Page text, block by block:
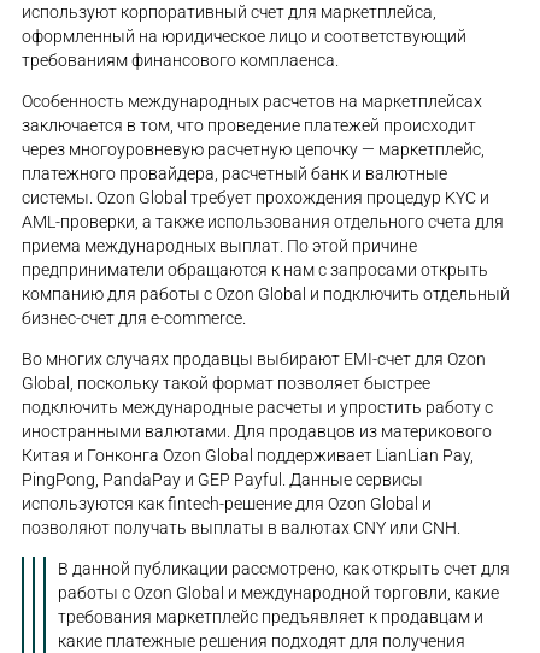
используют корпоративный счет для маркетплейса,
оформленный на юридическое лицо и соответствующий
требованиям финансового комплаенса.
Особенность международных расчетов на маркетплейсах
заключается в том, что проведение платежей происходит
через многоуровневую расчетную цепочку — маркетплейс,
платежного провайдера, расчетный банк и валютные
системы. Ozon Global требует прохождения процедур KYC и
AML-проверки, а также использования отдельного счета для
приема международных выплат. По этой причине
предприниматели обращаются к нам с запросами открыть
компанию для работы с Ozon Global и подключить отдельный
бизнес-счет для e-commerce.
Во многих случаях продавцы выбирают EMI-счет для Ozon
Global, поскольку такой формат позволяет быстрее
подключить международные расчеты и упростить работу с
иностранными валютами. Для продавцов из материкового
Китая и Гонконга Ozon Global поддерживает LianLian Pay,
PingPong, PandaPay и GEP Payful. Данные сервисы
используются как fintech-решение для Ozon Global и
позволяют получать выплаты в валютах CNY или CNH.
В данной публикации рассмотрено, как открыть счет для
работы с Ozon Global и международной торговли, какие
требования маркетплейс предъявляет к продавцам и
какие платежные решения подходят для получения